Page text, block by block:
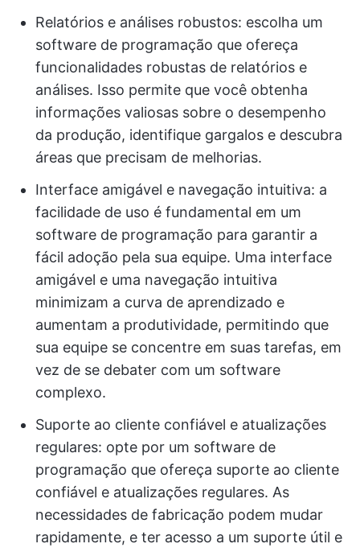
Relatórios e análises robustos: escolha um
software de programação que ofereça
funcionalidades robustas de relatórios e
análises. Isso permite que você obtenha
informações valiosas sobre o desempenho
da produção, identifique gargalos e descubra
áreas que precisam de melhorias.
Interface amigável e navegação intuitiva: a
facilidade de uso é fundamental em um
software de programação para garantir a
fácil adoção pela sua equipe. Uma interface
amigável e uma navegação intuitiva
minimizam a curva de aprendizado e
aumentam a produtividade, permitindo que
sua equipe se concentre em suas tarefas, em
vez de se debater com um software
complexo.
Suporte ao cliente confiável e atualizações
regulares: opte por um software de
programação que ofereça suporte ao cliente
confiável e atualizações regulares. As
necessidades de fabricação podem mudar
rapidamente, e ter acesso a um suporte útil e